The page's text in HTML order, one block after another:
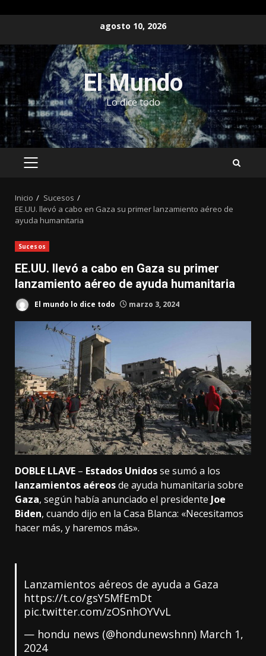
contenido
agosto 10, 2026
El Mundo
Lo dice todo
MENÚ
Inicio
Sucesos
EE.UU. llevó a cabo en Gaza su primer lanzamiento aéreo de
ayuda humanitaria
Sucesos
EE.UU. llevó a cabo en Gaza su primer
lanzamiento aéreo de ayuda humanitaria
El mundo lo dice todo marzo 3, 2024
DOBLE LLAVE – Estados Unidosse sumó a los
lanzamientos aéreosde ayuda humanitaria sobre
Gaza, según había anunciado el presidente Joe
Biden, cuando dijo en la Casa Blanca: «Necesitamos
hacer más, y haremos más».
Lanzamientos aéreos de ayuda a Gaza
https://t.co/gsY5MfEmDt
pic.twitter.com/zOSnhOYVvL
— hondu news (@hondunewshnn) March 1,
2024